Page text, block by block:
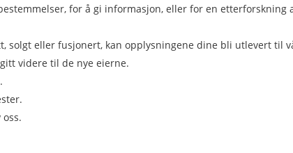
for å gi informasjon, eller for en etterforskning
solgt eller fusjonert, kan opplysningene dine bli utlevert til
videre til de nye eierne.